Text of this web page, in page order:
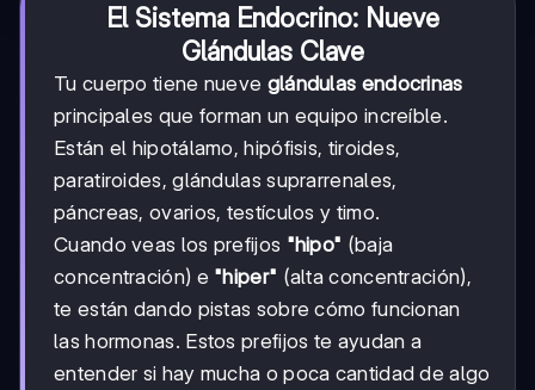
El Sistema Endocrino: Nueve
Glándulas Clave
Tu cuerpo tiene nueve glándulas endocrinas
principales que forman un equipo increíble.
Están el hipotálamo, hipófisis, tiroides,
paratiroides, glándulas suprarrenales,
páncreas, ovarios, testículos y timo.
Cuando veas los prefijos "hipo" (baja
concentración) e "hiper" (alta concentración),
te están dando pistas sobre cómo funcionan
las hormonas. Estos prefijos te ayudan a
entender si hay mucha o poca cantidad de algo